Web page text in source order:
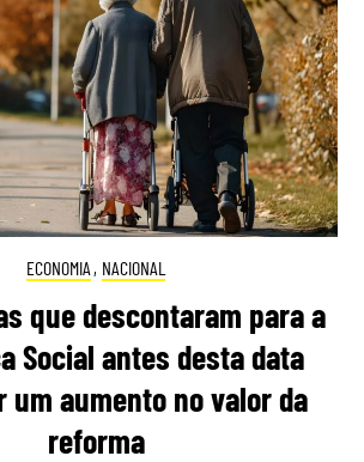
ECONOMIA , NACIONAL
que descontaram para a
Social antes desta data
um aumento no valor da
reforma